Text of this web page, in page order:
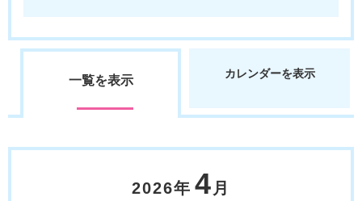
一覧を表示 カレンダーを表示
2026年 4 月